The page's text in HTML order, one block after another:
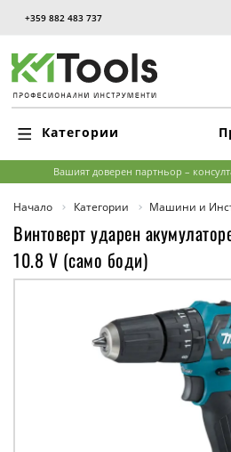
+359 882 483 737
Категории
Вашият доверен партньор –
Начало Категории Машини и
Винтоверт ударен
10.8 V (само боди)